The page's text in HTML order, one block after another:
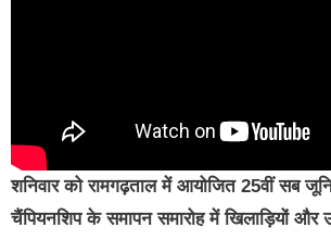
शनिवार को रामगढ़ताल में आयोजित 25वीं सब
चैंपियनशिप के समापन समारोह में खिलाड़ियों